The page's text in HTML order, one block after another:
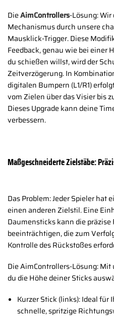
DieAimControllers-Lösung:
Mechanismus durch unsere
Mausklick-Trigger. Diese
Feedback, genau wie bei einer
du schießen willst, wird der
Zeitverzögerung. In
digitalen Bumpern (L1/R1)
vom Zielen über das Visier bis
Dieses Upgrade kann deine
verbessern.
Maßgeschneiderte Zielstäbe:
Das Problem: Jeder Spieler hat
einen anderen Zielstil. Eine
Daumensticks kann die
beeinträchtigen, die zum
Kontrolle des Rückstoßes
Die AimControllers-Lösung:
du die Höhe deiner Sticks
Kurzer Stick (links): Ideal für
schnelle, spritzige